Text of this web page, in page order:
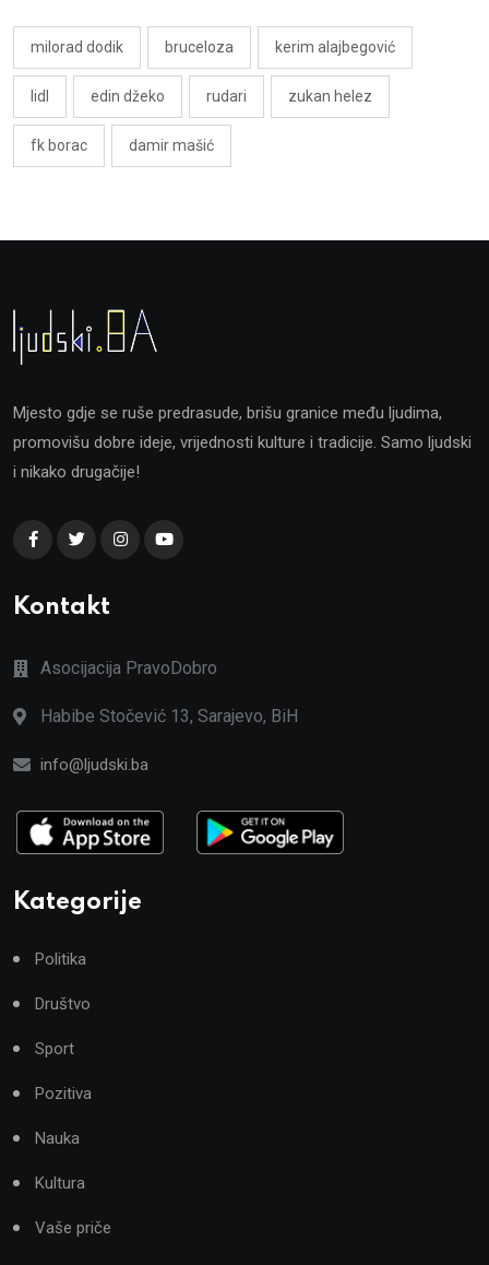
milorad dodik bruceloza kerim alajbegović
lidl edin džeko rudari zukan helez
fk borac damir mašić
Mjesto gdje se ruše predrasude, brišu granice među ljudima,
promovišu dobre ideje, vrijednosti kulture i tradicije. Samo ljudski
i nikako drugačije!
Kontakt
Asocijacija PravoDobro
Habibe Stočević 13, Sarajevo, BiH
info@ljudski.ba
Kategorije
Politika
Društvo
Sport
Pozitiva
Nauka
Kultura
Vaše priče